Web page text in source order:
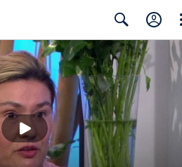
Search